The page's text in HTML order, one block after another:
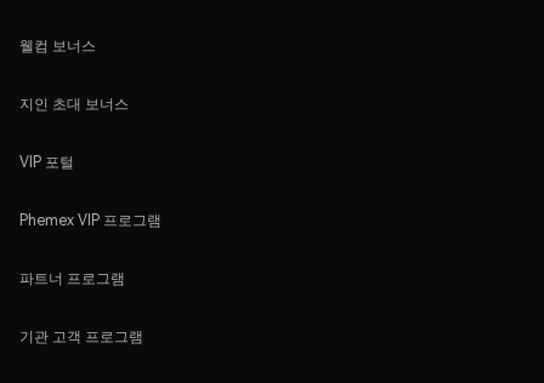
웰컴 보너스
지인 초대 보너스
VIP 포털
Phemex VIP 프로그램
파트너 프로그램
기관 고객 프로그램